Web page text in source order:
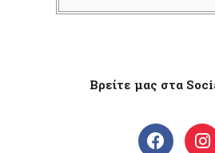
Βρείτε μας στα